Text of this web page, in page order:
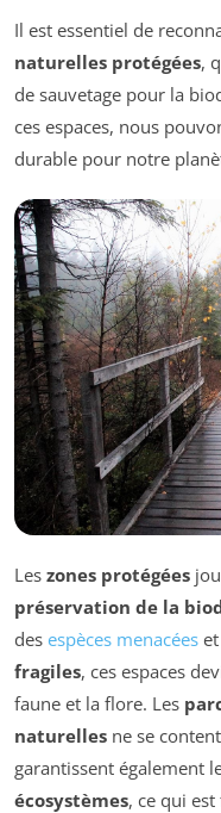
Il est essentiel de
naturelles protégées,
de sauvetage pour la
ces espaces, nous
durable pour notre
Les zones protégées
préservation de la
des espèces menacées
fragiles, ces espaces
faune et la flore. Les
naturelles ne se
garantissent également
écosystèmes, ce qui